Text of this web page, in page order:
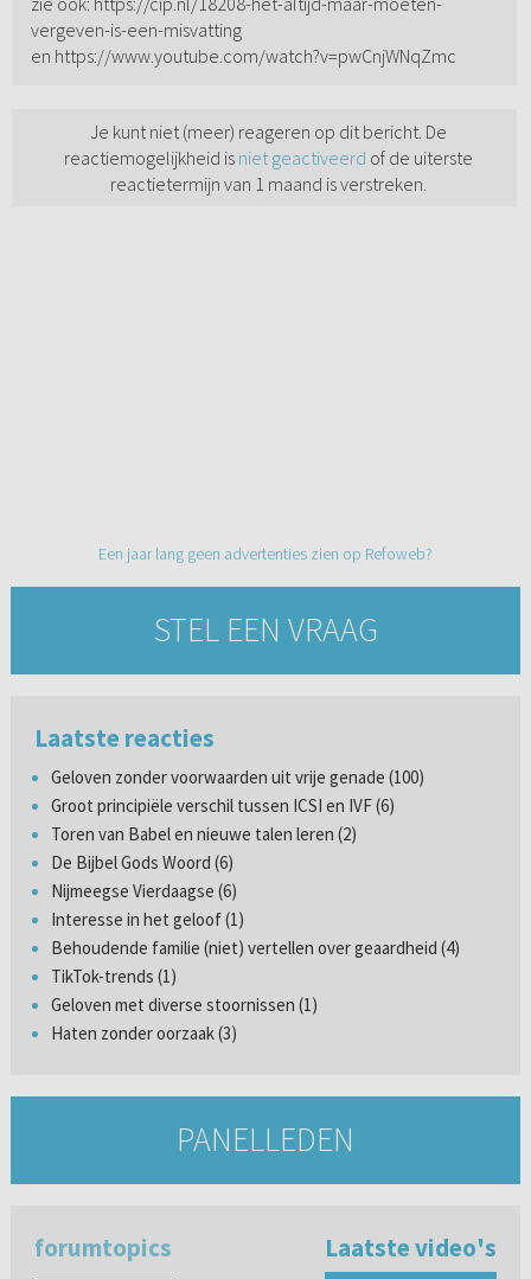
vergeven-is-een-misvatting
en https://www.youtube.com/watch?v=pwCnjWNqZmc
Je kunt niet (meer) reageren op dit bericht. De
reactiemogelijkheid is niet geactiveerd of de uiterste
reactietermijn van 1 maand is verstreken.
Een jaar lang geen advertenties zien op Refoweb?
STEL EEN VRAAG
Laatste reacties
Geloven zonder voorwaarden uit vrije genade (100)
Groot principiële verschil tussen ICSI en IVF (6)
Toren van Babel en nieuwe talen leren (2)
De Bijbel Gods Woord (6)
Nijmeegse Vierdaagse (6)
Interesse in het geloof (1)
Behoudende familie (niet) vertellen over geaardheid (4)
TikTok-trends (1)
Geloven met diverse stoornissen (1)
Haten zonder oorzaak (3)
PANELLEDEN
forumtopics Laatste video's